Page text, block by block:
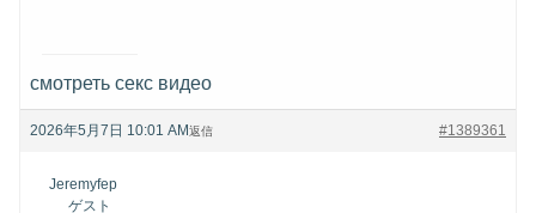
смотреть секс видео
2026年5月7日 10:01 AM #1389361
返信
Jeremyfep
ゲスト